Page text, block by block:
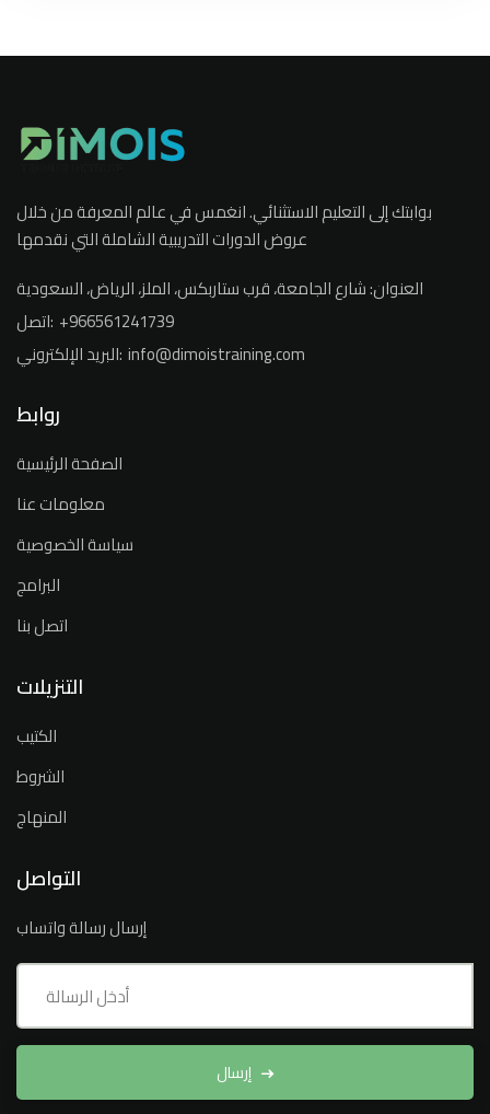
بوابتك إلى التعليم الاستثنائي. انغمس في عالم المعرفة من خلال
عروض الدورات التدريبية الشاملة التي نقدمها
العنوان:شارع الجامعة، قرب ستاربكس، الملز، الرياض، السعودية
اتصل: +966561241739
البريد الإلكتروني: info@dimoistraining.com
روابط
الصفحة الرئيسية
معلومات عنا
سياسة الخصوصية
البرامج
اتصل بنا
التنزيلات
الكتيب
الشروط
المنهاج
التواصل
إرسال رسالة واتساب